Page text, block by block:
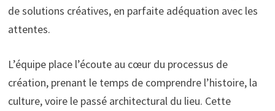
de solutions créatives, en parfaite adéquation avec les
attentes.
L’équipe place l’écoute au cœur du processus de
création, prenant le temps de comprendre l’histoire, la
culture, voire le passé architectural du lieu. Cette